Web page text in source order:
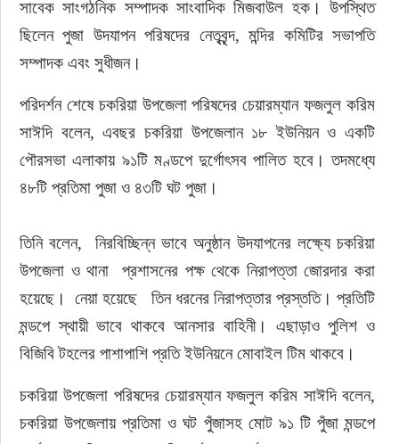
সাবেক সাংগঠনিক সম্পাদক সাংবাদিক মিজবাউল হক। উপস্থিত
ছিলেন পুজা উদযাপন পরিষদের নেতৃবৃন্দ, মন্দির কমিটির সভাপতি
সম্পাদক এবং সুধীজন।
পরিদর্শন শেষে চকরিয়া উপজেলা পরিষদের চেয়ারম্যান ফজলুল করিম
সাঈদি বলেন, এবছর চকরিয়া উপজেলান ১৮ ইউনিয়ন ও একটি
পৌরসভা এলাকায় ৯১টি মণ্ডপে দুর্গোৎসব পালিত হবে। তদমধ্যে
৪৮টি প্রতিমা পুজা ও ৪৩টি ঘট পুজা।
তিনি বলেন,  নিরবিচ্ছিন্ন ভাবে অনুষ্ঠান উদযাপনের লক্ষ্যে চকরিয়া
উপজেলা ও থানা  প্রশাসনের পক্ষ থেকে নিরাপত্তা জোরদার করা
হয়েছে।  নেয়া হয়েছে   তিন ধরনের নিরাপত্তার প্রস্ততি। প্রতিটি
মন্ডপে স্থায়ী ভাবে থাকবে আনসার বাহিনী। এছাড়াও পুলিশ ও
বিজিবি টহলের পাশাপাশি প্রতি ইউনিয়নে মোবাইল টিম থাকবে।
চকরিয়া উপজেলা পরিষদের চেয়ারম্যান ফজলুল করিম সাঈদি বলেন,
চকরিয়া উপজেলায় প্রতিমা ও ঘট পুঁজাসহ মোট ৯১ টি পুঁজা মন্ডপে